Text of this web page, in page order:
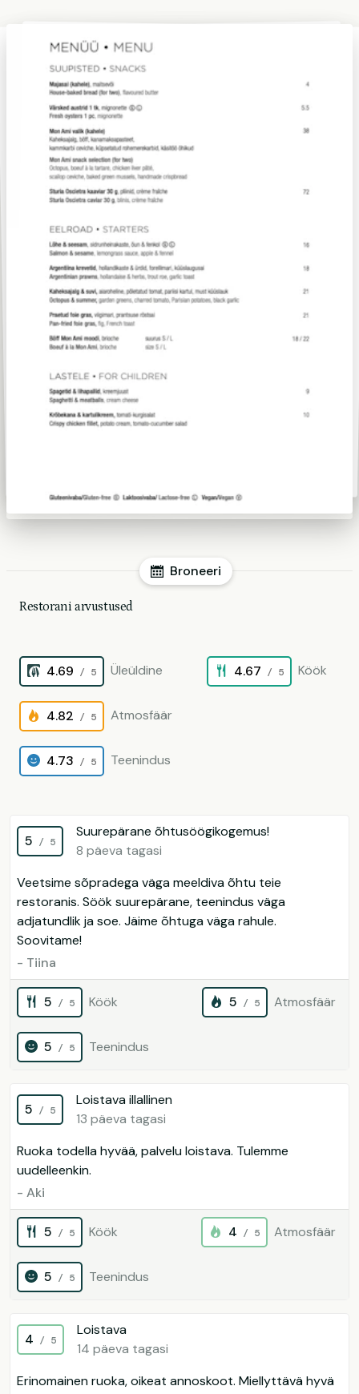
Broneeri
Restorani arvustused
4.69 / 5 Üleüldine 4.67 / 5 Köök
4.82 / 5 Atmosfäär
4.73 / 5 Teenindus
5 / 5
Suurepärane õhtusöögikogemus!
8 päeva tagasi
Veetsime sõpradega väga meeldiva õhtu teie
restoranis. Söök suurepärane, teenindus väga
adjatundlik ja soe. Jäime õhtuga väga rahule.
Soovitame!
- Tiina
5 / 5 Köök 5 / 5 Atmosfäär
5 / 5 Teenindus
5 / 5
Loistava illallinen
13 päeva tagasi
Ruoka todella hyvää, palvelu loistava. Tulemme
uudelleenkin.
- Aki
5 / 5 Köök 4 / 5 Atmosfäär
5 / 5 Teenindus
4 / 5
Loistava
14 päeva tagasi
Erinomainen ruoka, oikeat annoskoot. Miellyttävä hyvä